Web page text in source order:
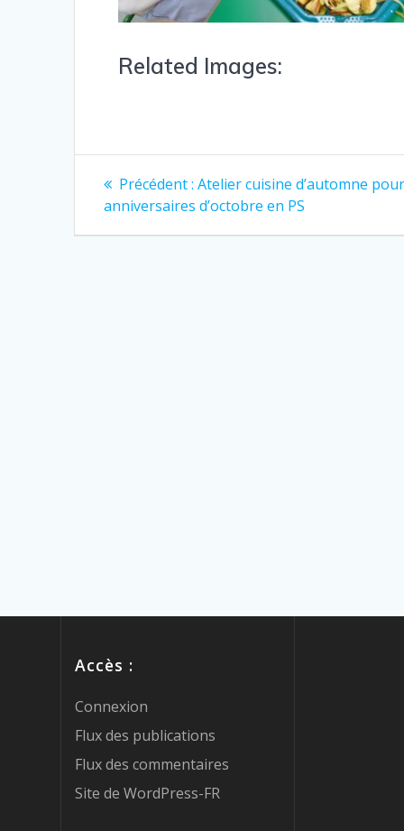
Related Images:
Précédent : Atelier cuisine d’automne
anniversaires d’octobre en PS
Accès :
Connexion
Flux des publications
Flux des commentaires
Site de WordPress-FR